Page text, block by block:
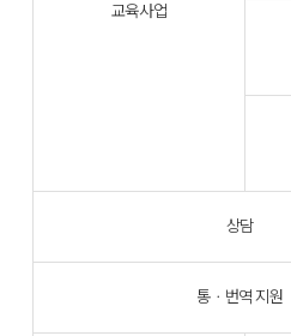
교육사업
상담
통ㆍ번역 지원